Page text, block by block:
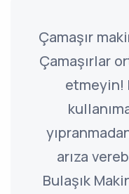
Çamaşır
Çamaşırlar
etmeyin!
arıza
Bulaşık